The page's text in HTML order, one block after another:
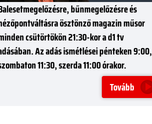
bűnmegelőzésre és
ösztönző magazin műsor
csütörtökön 21:30-kor a d1 tv
Az adás ismétlései pénteken 9:00,
11:30, szerda 11:00 órakor.
Tovább